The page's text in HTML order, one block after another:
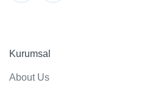
Kurumsal
About Us